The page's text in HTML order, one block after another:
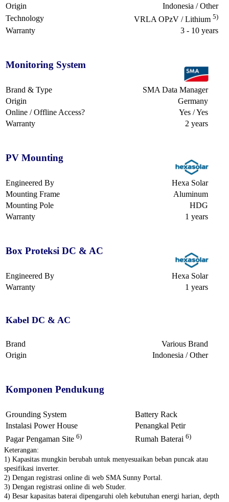
Origin
Indonesia / Other
Technology
VRLA OPzV / Lithium 5)
Warranty 3 - 10 years
Monitoring System
Brand & Type
SMA Data Manager
Origin
Germany
Online / Offline Access?
Yes / Yes
Warranty
2 years
PV Mounting
Engineered By
Hexa Solar
Mounting Frame
Aluminum
Mounting Pole
HDG
Warranty
1 years
Box Proteksi DC & AC
Engineered By
Hexa Solar
Warranty
1 years
Kabel DC & AC
Brand
Various Brand
Origin
Indonesia / Other
Komponen Pendukung
Grounding System
Battery Rack
Instalasi Power House
Penangkal Petir
Pagar Pengaman Site 6) Rumah Baterai 6)
Keterangan:
1) Kapasitas mungkin berubah untuk menyesuaikan beban puncak atau
spesifikasi inverter.
2) Dengan registrasi online di web SMA Sunny Portal.
3) Dengan registrasi online di web Studer.
4) Besar kapasitas baterai dipengaruhi oleh kebutuhan energi harian, depth